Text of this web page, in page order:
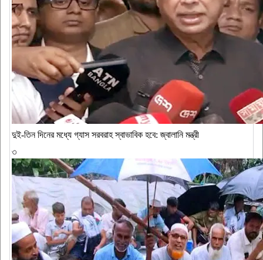
দুই-তিন দিনের মধ্যে গ্যাস সরবরাহ স্বাভাবিক হবে: জ্বালানি মন্ত্রী
৩